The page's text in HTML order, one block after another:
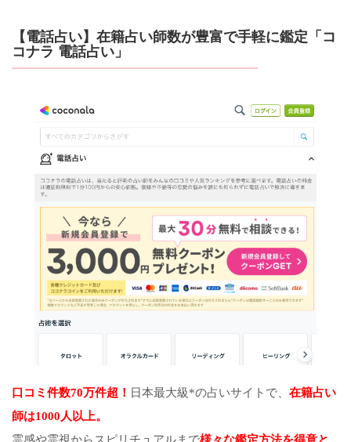
【電話占い】在籍占い師数が豊富で手軽に鑑定「コ
コナラ 電話占い」
口コミ件数70万件超！ 日本最大級*の占いサイトで、 在籍占い
師は1000人以上。
霊感や霊視からスピリチュアルまで様々な鑑定方法を得意と